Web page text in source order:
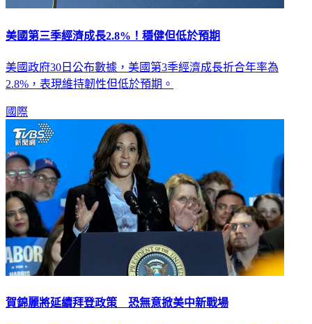
美國第三季經濟成長2.8%！穩健但低於預期
美國政府30日公布數據，美國第3季經濟成長折合年率為
2.8%，表現維持韌性但低於預期。
國際
賀錦麗將延續拜登政策 恐無意掀美中新戰場